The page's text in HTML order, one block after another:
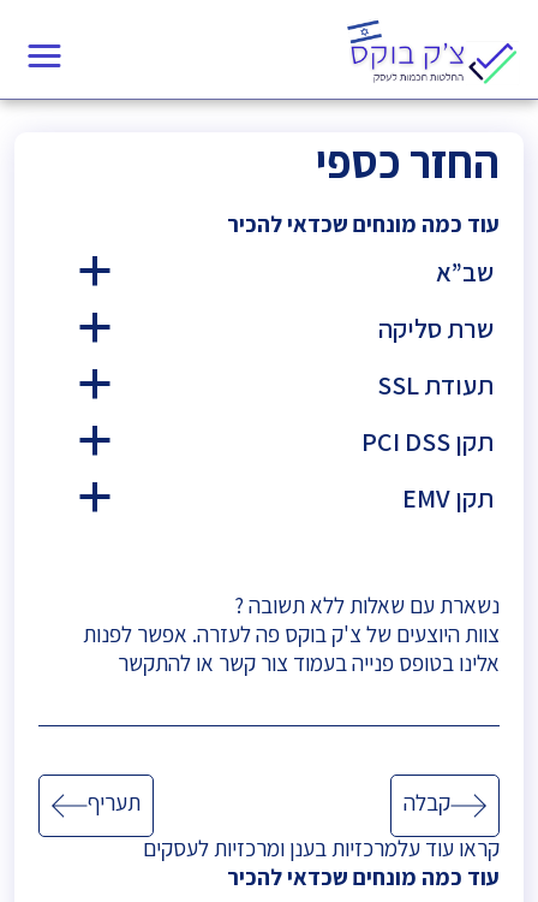
החזר כספי
עוד כמה מונחים שכדאי להכיר
a
שב”א
a
שרת סליקה
a
תעודת SSL
a
תקן PCI DSS
a
תקן EMV
נשארת עם שאלות ללא תשובה ?
צוות היוצעים של צ'ק בוקס פה לעזרה. אפשר לפנות
אלינו בטופס פנייה בעמוד צור קשר או להתקשר
ניווטקבלה
תעריף
קראו עוד עלמרכזיות בענן ומרכזיות לעסקים
עוד כמה מונחים שכדאי להכיר